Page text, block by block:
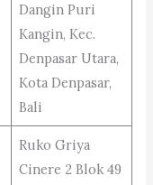
Dangin Puri
Kangin, Kec.
Denpasar Utara,
Kota Denpasar,
Bali
Ruko Griya
Cinere 2 Blok 49